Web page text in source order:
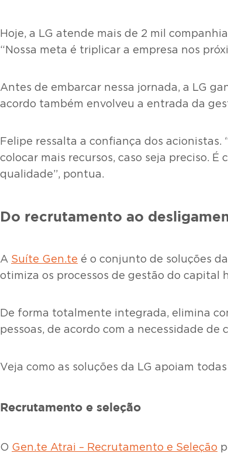
Hoje, a LG atende mais de 2 mil
“Nossa meta é triplicar a empresa nos
Antes de embarcar nessa jornada, a LG
acordo também envolveu a entrada da
Felipe ressalta a confiança dos
colocar mais recursos, caso seja preciso.
qualidade”, pontua.
Do recrutamento ao
A Suíte Gen.te é o conjunto de soluções
otimiza os processos de gestão do capital
De forma totalmente integrada, elimina
pessoas, de acordo com a necessidade de
Veja como as soluções da LG apoiam
Recrutamento e seleção
O Gen.te Atrai – Recrutamento e Seleção